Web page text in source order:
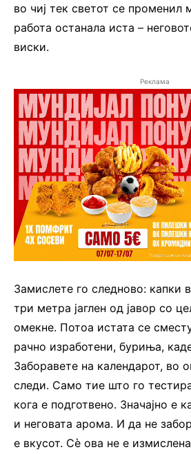
во чиј тек светот се променил
работа останала иста –
виски.
Реклама
Замислете го следново: капки
три метра јаглен од јавор со
омекне. Потоа истата се
рачно изработени, буриња,
Заборавете на календарот, во
следи. Само тие што го
кога е подготвено. Значајно е
и неговата арома. И да не
е вкусот. Сѐ ова не е